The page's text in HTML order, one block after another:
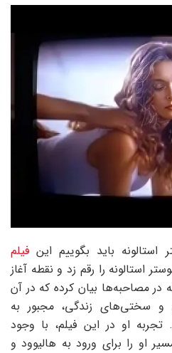
باید بگوییم این فیلم
استالونه را رقم زد و نقطه آغاز
در مصاحبه‌ها بیان کرده که در آن
و سختی‌های زندگی، مجبور به
او در این فیلم، با وجود
او را برای ورود به هالیوود و